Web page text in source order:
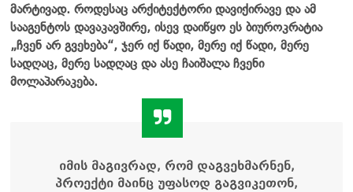
მარტივად. როდესაც არქიტექტორი დავიქირავე და ამ
სააგენტოს დავაკავშირე, ისევ დაიწყო ეს ბიუროკრატია
„ჩვენ არ გვეხება“, ჯერ იქ წადი, მერე იქ წადი, მერე
სადღაც, მერე სადღაც და ასე ჩაიშალა ჩვენი
მოლაპარაკება.
იმის მაგივრად, რომ დაგვეხმარნენ,
პროექტი მაინც უფასოდ გაგვიკეთონ,